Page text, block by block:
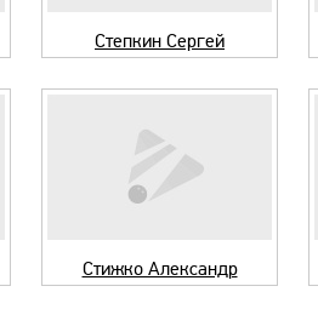
Степкин Сергей
Стижко Александр